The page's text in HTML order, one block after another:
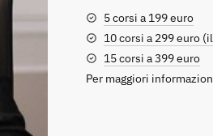
5 corsi a 199 euro
10 corsi a 299 euro
15 corsi a 399 euro
Per maggiori